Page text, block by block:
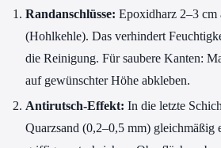
Randanschlüsse: Epoxidharz 2–3 cm
(Hohlkehle). Das verhindert
die Reinigung. Für saubere Kanten:
auf gewünschter Höhe abkleben.
Antirutsch-Effekt: In die letzte
Quarzsand (0,2–0,5 mm) gleichmäßig